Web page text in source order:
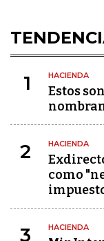
1 HACIENDA
Estos
2 HACIENDA
como
3 HACIENDA